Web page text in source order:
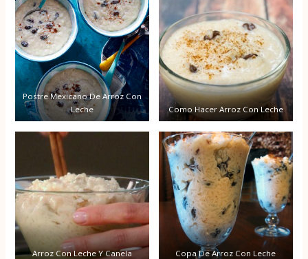
Postre Mexicano De Arroz Con
Leche
Como Hacer Arroz Con Leche
Arroz Con Leche Y Canela Copa De Arroz Con Leche